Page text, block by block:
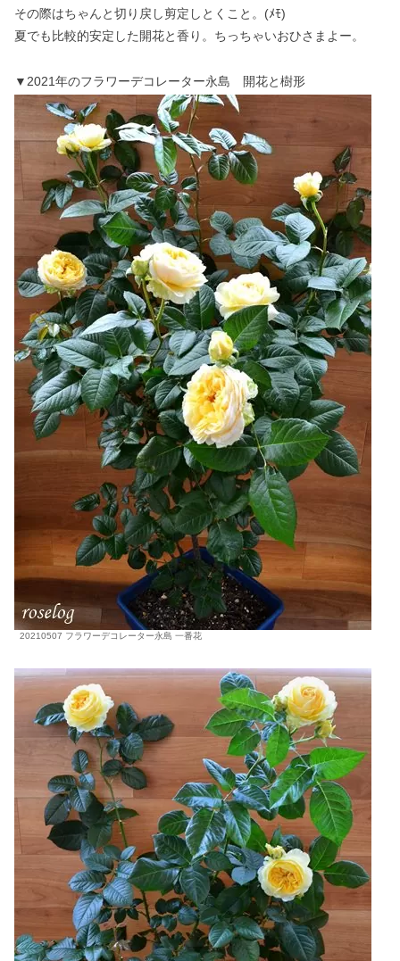
その際はちゃんと切り戻し剪定しとくこと。(ﾒﾓ)
夏でも比較的安定した開花と香り。ちっちゃいおひさまよー。
▼2021年のフラワーデコレーター永島 開花と樹形
20210507 フラワーデコレーター永島 一番花